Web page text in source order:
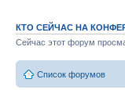
КТО СЕЙЧАС НА
Сейчас этот форум
Список форумов